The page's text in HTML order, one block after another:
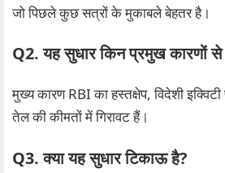
जो पिछले कुछ सत्रों के मुकाबले बेहतर है।
Q2. यह सुधार किन प्रमुख कारणों
मुख्य कारण RBI का हस्तक्षेप, विदेशी
तेल की कीमतों में गिरावट हैं।
Q3. क्या यह सुधार टिकाऊ है?